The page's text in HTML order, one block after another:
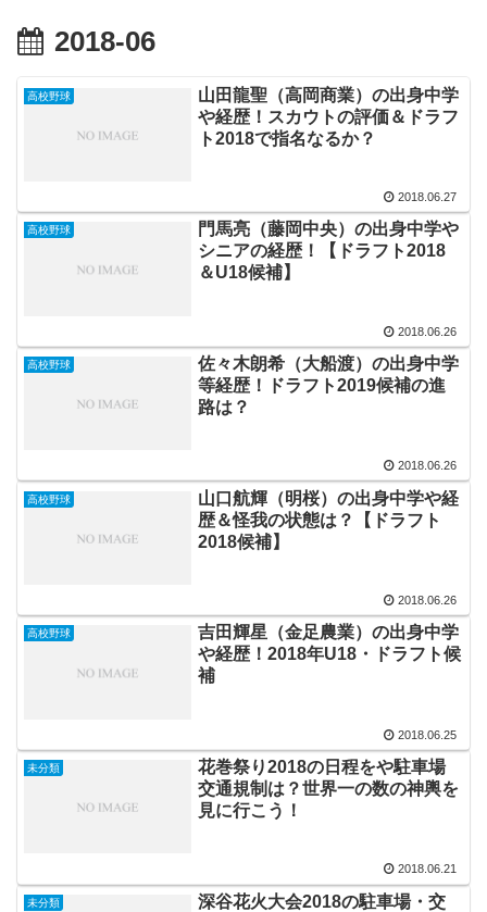
2018-06
高校野球
山田龍聖（高岡商業）の出身中学
や経歴！スカウトの評価＆ドラフ
ト2018で指名なるか？
2018.06.27
高校野球
門馬亮（藤岡中央）の出身中学や
シニアの経歴！【ドラフト2018
＆U18候補】
2018.06.26
高校野球
佐々木朗希（大船渡）の出身中学
等経歴！ドラフト2019候補の進
路は？
2018.06.26
高校野球
山口航輝（明桜）の出身中学や経
歴＆怪我の状態は？【ドラフト
2018候補】
2018.06.26
高校野球
吉田輝星（金足農業）の出身中学
や経歴！2018年U18・ドラフト候
補
2018.06.25
未分類
花巻祭り2018の日程をや駐車場
交通規制は？世界一の数の神輿を
見に行こう！
2018.06.21
未分類
深谷花火大会2018の駐車場・交